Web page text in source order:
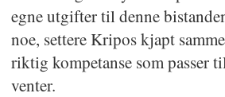
egne utgifter til denne
noe, settere Kripos kjapt
riktig kompetanse som passer
venter.